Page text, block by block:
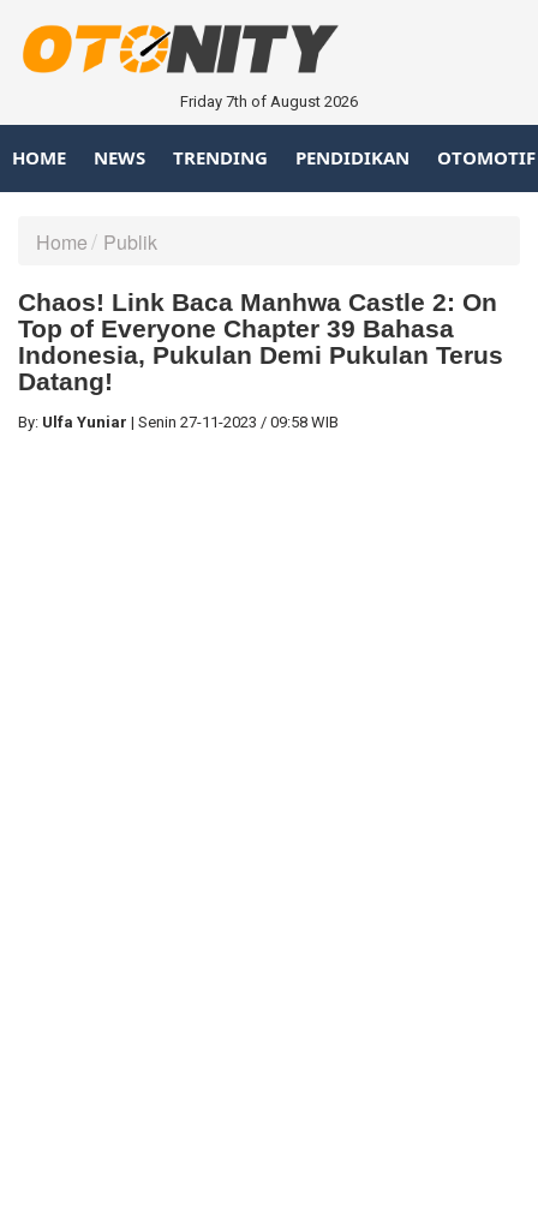
Friday 7th of August 2026
HOME NEWS TRENDING PENDIDIKAN OTOMOTIF
Home Publik
Chaos! Link Baca Manhwa Castle 2: On
Top of Everyone Chapter 39 Bahasa
Indonesia, Pukulan Demi Pukulan Terus
Datang!
By: Ulfa Yuniar | Senin 27-11-2023 / 09:58 WIB